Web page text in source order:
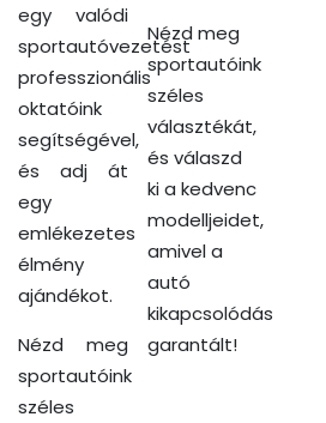
egy valódi
sportautóvezetést
professzionális
oktatóink
segítségével,
és adj át
egy
emlékezetes
élmény
ajándékot.
Nézd meg
sportautóink
széles
Nézd meg
sportautóink
széles
választékát,
és válaszd
ki a kedvenc
modelljeidet,
amivel a
autó
kikapcsolódás
garantált!